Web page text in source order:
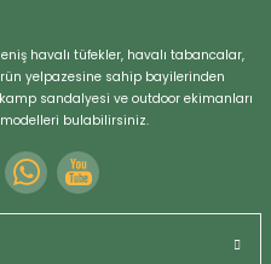
havalı tüfekler, havalı tabancalar,
yelpazesine sahip bayilerinden
sandalyesi ve outdoor ekimanları
bulabilirsiniz.